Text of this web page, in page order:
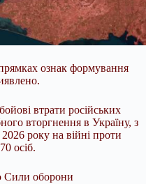
ознак формування
втрати російських
вторгнення в Україну, з
року на війні проти
осіб.
Сили оборони